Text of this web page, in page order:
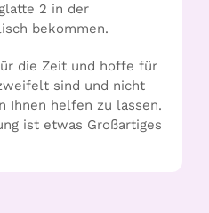
2 in der
bekommen.
die Zeit und hoffe für
sind und nicht
Ihnen helfen zu lassen.
ist etwas Großartiges